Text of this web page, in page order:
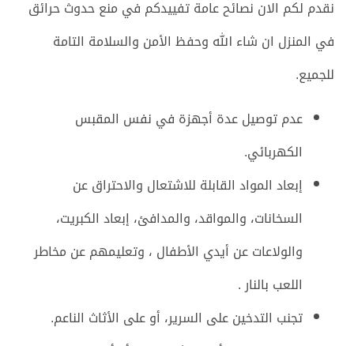
نقدم لكم الان نصائح عامة تفييدكم في منع حدوث حرائق
في المنزل ان شاء الله وحفظ الأمن والسلامة التامة
للجميع.
عدم توصيل عدة أجهزة في نفس المقبس
الكهربائي.
إبعاد المواد القابلة للاشتعال والاحتراق عن
السخانات، والمواقد، والمدافئ، إبعاد الكبريت،
والولاعات عن أيدي الأطفال ، وتعليمهم عن مخاطر
اللعب بالنار .
تجنب التدخين على السرير، أو على الأثاث الناعم.